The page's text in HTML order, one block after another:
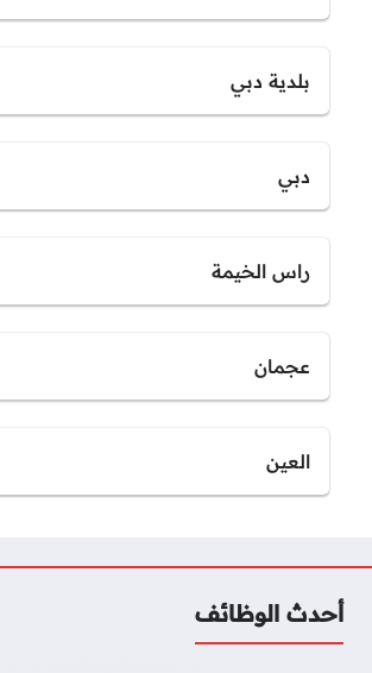
بلدية دبي
دبي
راس الخيمة
عجمان
العين
أحدث الوظائف